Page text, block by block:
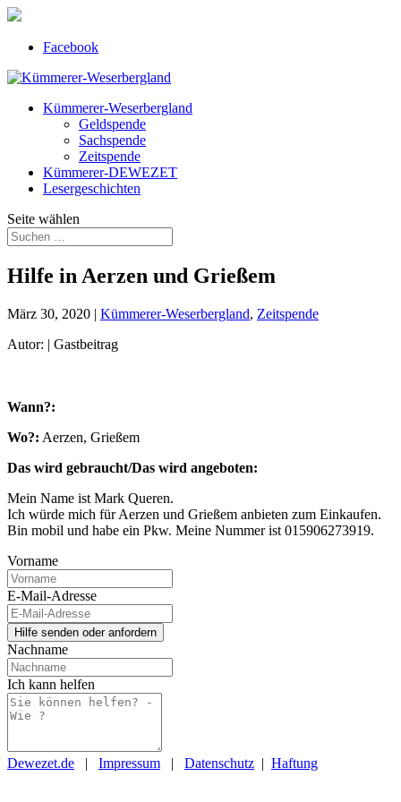
Facebook
Kümmerer-Weserbergland
Geldspende
Sachspende
Zeitspende
Kümmerer-DEWEZET
Lesergeschichten
Seite wählen
Hilfe in Aerzen und Grießem
März 30, 2020 | Kümmerer-Weserbergland, Zeitspende
Autor: | Gastbeitrag
Wann?:
Wo?: Aerzen, Grießem
Das wird gebraucht/Das wird angeboten:
Mein Name ist Mark Queren.
Ich würde mich für Aerzen und Grießem anbieten zum Einkaufen.
Bin mobil und habe ein Pkw. Meine Nummer ist 015906273919.
Vorname
E-Mail-Adresse
Nachname
Ich kann helfen
Dewezet.de | Impressum | Datenschutz | Haftung